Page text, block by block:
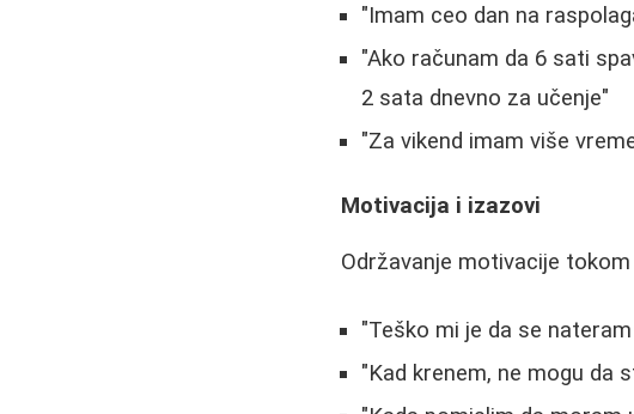
"Imam ceo dan na
"Ako računam da 6 sati
2 sata dnevno za učenje"
"Za vikend imam više
Motivacija i izazovi
Održavanje motivacije
"Teško mi je da se
"Kad krenem, ne mogu da